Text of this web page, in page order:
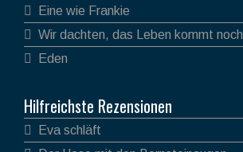
Eine wie Frankie
Wir dachten, das Leben kommt noch
Eden
Hilfreichste Rezensionen
Eva schläft